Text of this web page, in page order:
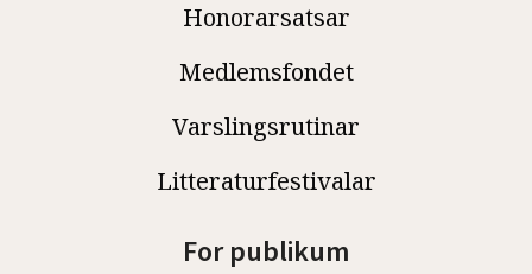
Honorarsatsar
Medlemsfondet
Varslingsrutinar
Litteraturfestivalar
For publikum